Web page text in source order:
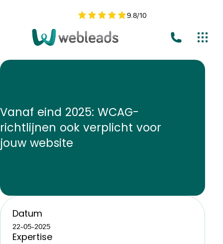
9.8/10
Vanaf eind 2025: WCAG-
richtlijnen ook verplicht voor
jouw website
Datum
22-05-2025
Expertise